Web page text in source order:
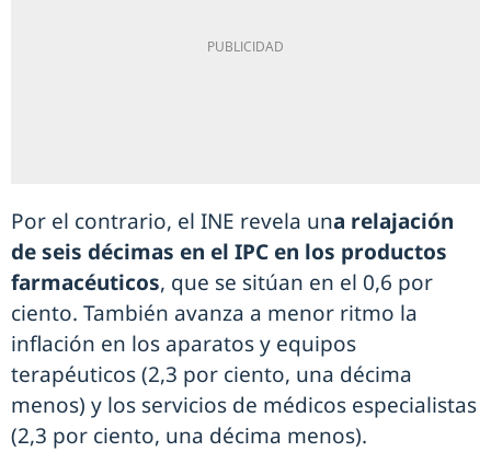
Por el contrario, el INE revela una relajación
de seis décimas en el IPC en los productos
farmacéuticos, que se sitúan en el 0,6 por
ciento. También avanza a menor ritmo la
inflación en los aparatos y equipos
terapéuticos (2,3 por ciento, una décima
menos) y los servicios de médicos especialistas
(2,3 por ciento, una décima menos).